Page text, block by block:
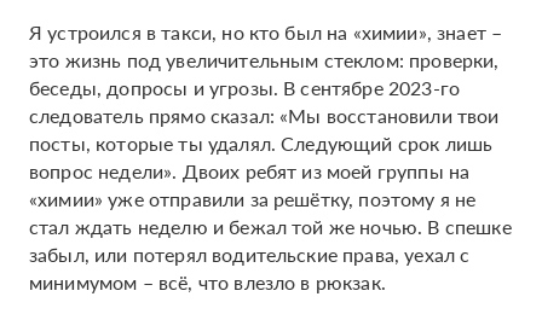
Я устроился в такси, но кто был на «химии», знает –
это жизнь под увеличительным стеклом: проверки,
беседы, допросы и угрозы. В сентябре 2023-го
следователь прямо сказал: «Мы восстановили твои
посты, которые ты удалял. Следующий срок лишь
вопрос недели». Двоих ребят из моей группы на
«химии» уже отправили за решётку, поэтому я не
стал ждать неделю и бежал той же ночью. В спешке
забыл, или потерял водительские права, уехал с
минимумом – всё, что влезло в рюкзак.